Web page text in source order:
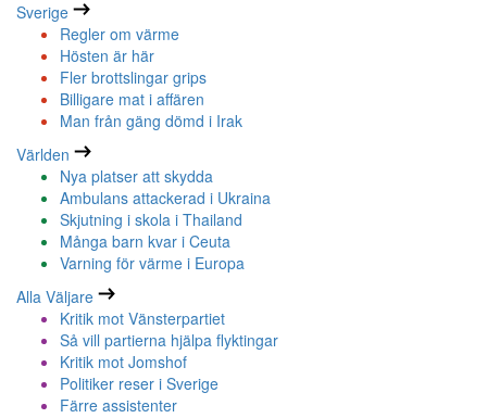
Sverige
Regler om värme
Hösten är här
Fler brottslingar grips
Billigare mat i affären
Man från gäng dömd i Irak
Världen
Nya platser att skydda
Ambulans attackerad i Ukraina
Skjutning i skola i Thailand
Många barn kvar i Ceuta
Varning för värme i Europa
Alla Väljare
Kritik mot Vänsterpartiet
Så vill partierna hjälpa flyktingar
Kritik mot Jomshof
Politiker reser i Sverige
Färre assistenter